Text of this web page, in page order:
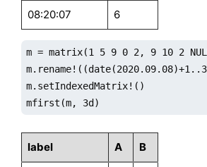
08:20:07 6
m = matrix(1 5 9 0 2, 9 10 2
m.setIndexedMatrix!()
mfirst(m, 3d)
label A B